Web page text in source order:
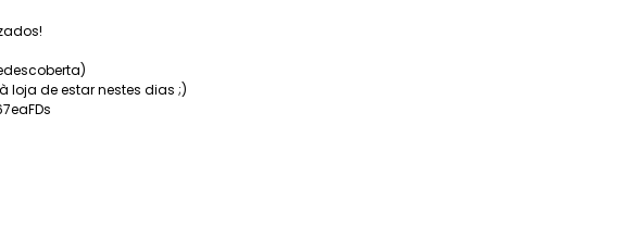
loja de estar nestes dias ;)